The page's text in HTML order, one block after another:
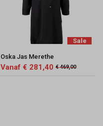
Sale
Oska Jas Merethe
Vanaf € 281,40 € 469,00